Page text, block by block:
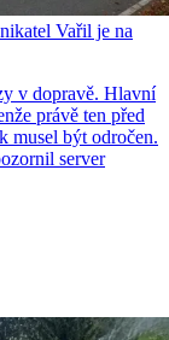
Vařil je na
v dopravě. Hlavní
právě ten před
musel být odročen.
server